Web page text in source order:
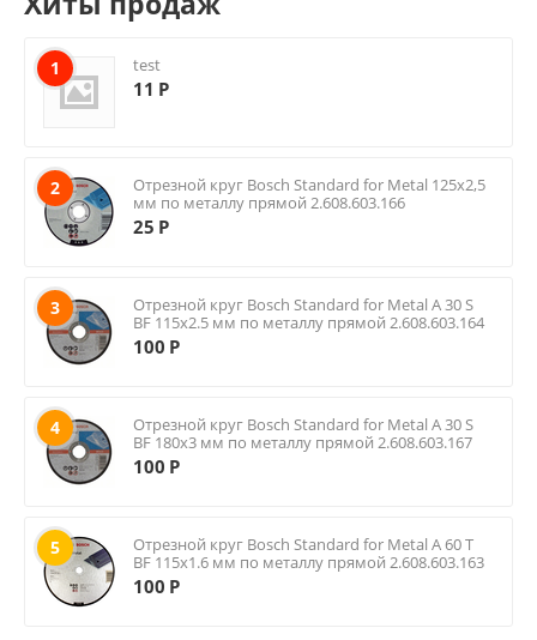
1 test
11 Р
2
Отрезной круг Bosch Standard for Metal 125х2,5
мм по металлу прямой 2.608.603.166
25 Р
3
Отрезной круг Bosch Standard for Metal A 30 S
BF 115х2.5 мм по металлу прямой 2.608.603.164
100 Р
4
Отрезной круг Bosch Standard for Metal A 30 S
BF 180х3 мм по металлу прямой 2.608.603.167
100 Р
5
Отрезной круг Bosch Standard for Metal A 60 T
BF 115х1.6 мм по металлу прямой 2.608.603.163
100 Р